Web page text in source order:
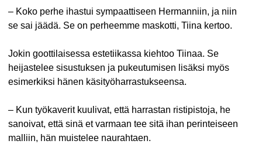
– Koko perhe ihastui sympaattiseen Hermanniin, ja niin
se sai jäädä. Se on perheemme maskotti, Tiina kertoo.
Jokin goottilaisessa estetiikassa kiehtoo Tiinaa. Se
heijastelee sisustuksen ja pukeutumisen lisäksi myös
esimerkiksi hänen käsityöharrastukseensa.
– Kun työkaverit kuulivat, että harrastan ristipistoja, he
sanoivat, että sinä et varmaan tee sitä ihan perinteiseen
malliin, hän muistelee naurahtaen.